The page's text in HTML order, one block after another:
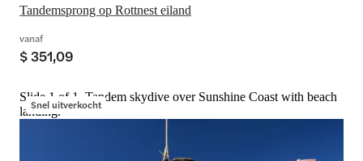
Tandemsprong op Rottnest eiland
vanaf
$ 351,09
Snel uitverkocht
Slide 1 of 1, Tandem skydive over Sunshine Coast with beach
landing.